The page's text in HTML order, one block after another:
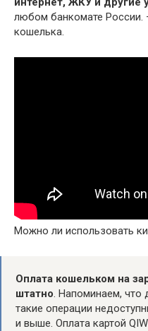
любом банкомате России.
кошелька.
Можно ли использовать
Оплата кошельком на
штатно. Напоминаем, что
такие операции
и выше. Оплата картой